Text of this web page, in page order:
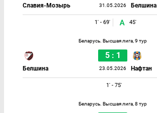
Славия-Мозырь 31.05.2026 Белшина
1' - 69' 45'
Беларусь. Высшая лига, 9 тур
Белшина
5 : 1
23.05.2026 Нафтан
1' - 75'
Беларусь. Высшая лига, 8 тур